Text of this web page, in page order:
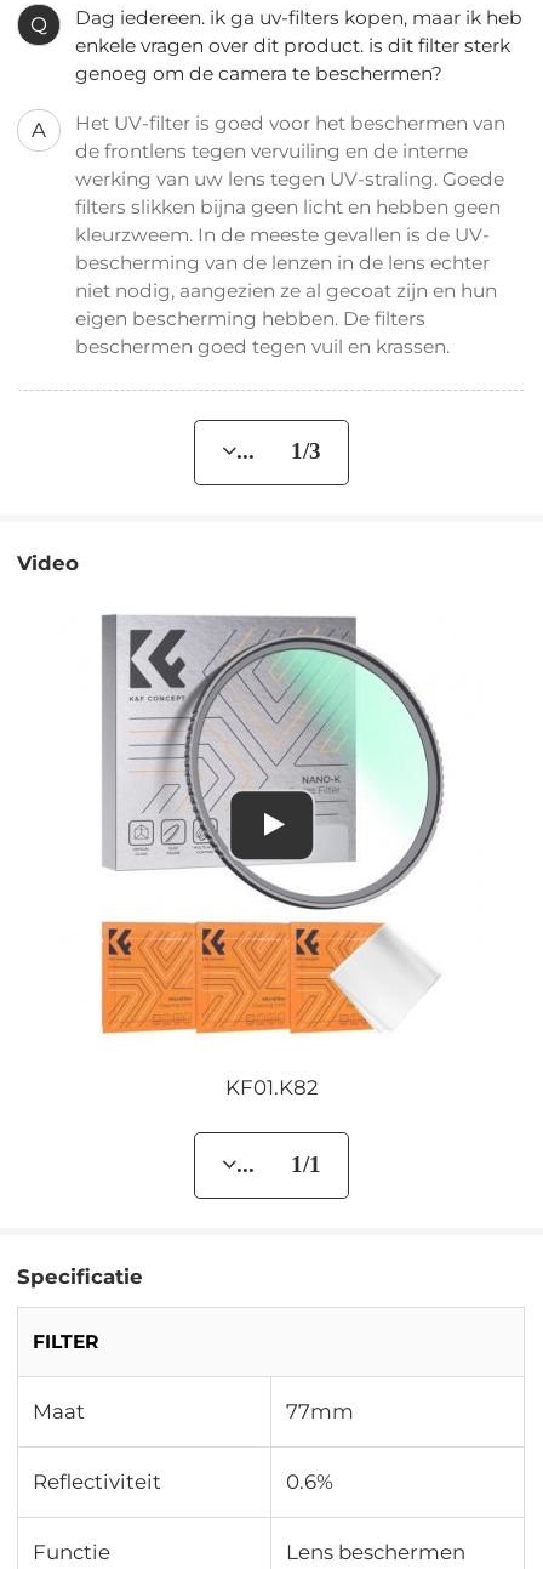
Q
Dag iedereen. ik ga uv-filters kopen, maar ik heb
enkele vragen over dit product. is dit filter sterk
genoeg om de camera te beschermen?
A
Het UV-filter is goed voor het beschermen van
de frontlens tegen vervuiling en de interne
werking van uw lens tegen UV-straling. Goede
filters slikken bijna geen licht en hebben geen
kleurzweem. In de meeste gevallen is de UV-
bescherming van de lenzen in de lens echter
niet nodig, aangezien ze al gecoat zijn en hun
eigen bescherming hebben. De filters
beschermen goed tegen vuil en krassen.
... 1/3
Video
KF01.K82
... 1/1
Specificatie
FILTER
Maat 77mm
Reflectiviteit 0.6%
Functie Lens beschermen